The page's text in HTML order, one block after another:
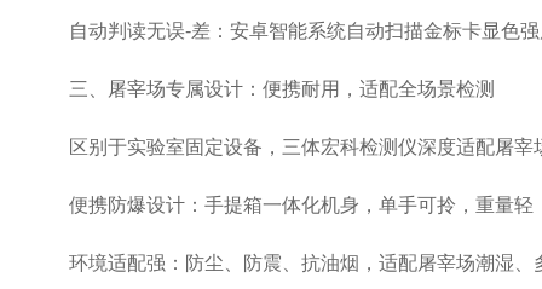
自动判读无误-差：安卓智能系统自动扫描金标卡显色强
三、屠宰场专属设计：便携耐用，适配全场景检测
区别于实验室固定设备，三体宏科检测仪深度适配屠宰
便携防爆设计：手提箱一体化机身，单手可拎，重量轻
环境适配强：防尘、防震、抗油烟，适配屠宰场潮湿、